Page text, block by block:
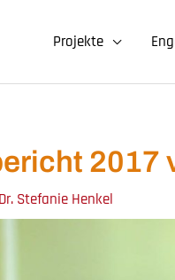
Projekte
2017
Dr. Stefanie Henkel